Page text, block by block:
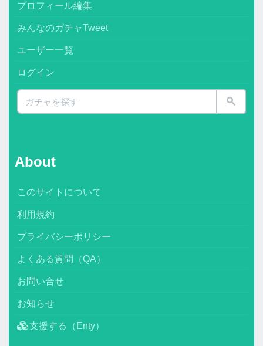
プロフィール編集
みんなのガチャTweet
ユーザー一覧
ログイン
About
このサイトについて
利用規約
プライバシーポリシー
よくある質問（QA）
お問い合せ
お知らせ
支援する（Enty）